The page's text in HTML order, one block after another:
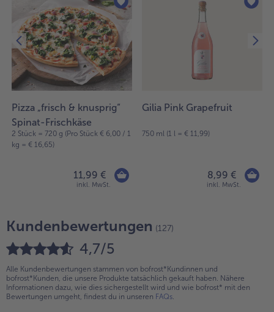
Pizza „frisch & knusprig“
Spinat-Frischkäse
2 Stück = 720 g (Pro Stück € 6,00 / 1
kg = € 16,65)
11,99 €
inkl. MwSt.
Gilia Pink Grapefruit
750 ml (1 l = € 11,99)
8,99 €
inkl. MwSt.
Kundenbewertungen (127)
4,7/5
Alle Kundenbewertungen stammen von bofrost*Kundinnen und
bofrost*Kunden, die unsere Produkte tatsächlich gekauft haben. Nähere
Informationen dazu, wie dies sichergestellt wird und wie bofrost* mit den
Bewertungen umgeht, findest du in unseren FAQs.